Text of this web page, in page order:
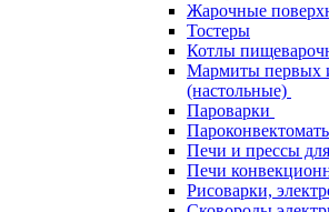
Жарочные
Тостеры
Котлы
Мармиты первых
(настольные)
Пароварки
Печи и прессы
Печи
Рисоварки,